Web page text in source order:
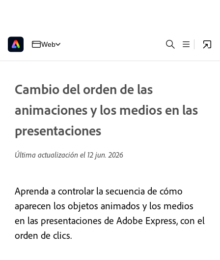
Web
Cambio del orden de las
animaciones y los medios en las
presentaciones
Última actualización el 12 jun. 2026
Aprenda a controlar la secuencia de cómo
aparecen los objetos animados y los medios
en las presentaciones de Adobe Express, con el
orden de clics.